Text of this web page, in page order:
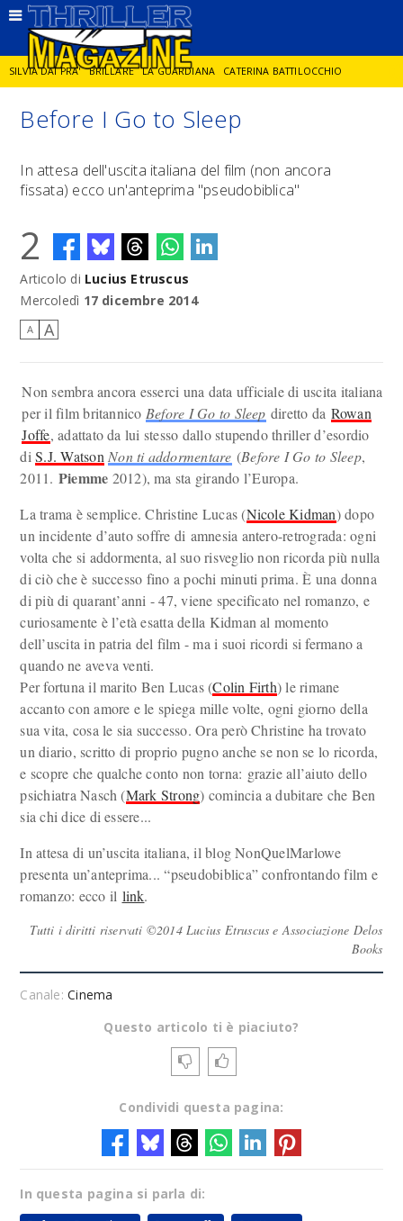
SILVIA DAI PRA' BRILLARE LA GUARDIANA CATERINA BATTILOCCHIO
JORGE DIAZ LA SPIA DELITTO IN CORNICE GIANCARLO DE CATALDO
DIEGO ZANDEL GLI ANNI DI PIETRA
Before I Go to Sleep
In attesa dell'uscita italiana del film (non ancora
fissata) ecco un'anteprima "pseudobiblica"
2
Articolo di Lucius Etruscus
Mercoledì 17 dicembre 2014
A A
Non sembra ancora esserci una data ufficiale di uscita italiana
per il film britannico Before I Go to Sleep diretto da Rowan
Joffe, adattato da lui stesso dallo stupendo thriller d’esordio
diS.J. Watson Non ti addormentare (Before I Go to Sleep,
2011. Piemme 2012), ma sta girando l’Europa.
La trama è semplice. Christine Lucas (Nicole Kidman) dopo
un incidente d’auto soffre di amnesia antero-retrograda: ogni
volta che si addormenta, al suo risveglio non ricorda più nulla
di ciò che è successo fino a pochi minuti prima. È una donna
di più di quarant’anni - 47, viene specificato nel romanzo, e
curiosamente è l’età esatta della Kidman al momento
dell’uscita in patria del film - ma i suoi ricordi si fermano a
quando ne aveva venti.
Per fortuna il marito Ben Lucas (Colin Firth) le rimane
accanto con amore e le spiega mille volte, ogni giorno della
sua vita, cosa le sia successo. Ora però Christine ha trovato
un diario, scritto di proprio pugno anche se non se lo ricorda,
e scopre che qualche conto non torna: grazie all’aiuto dello
psichiatra Nasch (Mark Strong) comincia a dubitare che Ben
sia chi dice di essere...
In attesa di un’uscita italiana, il blog NonQuelMarlowe
presenta un’anteprima... “pseudobiblica” confrontando film e
romanzo: ecco il link.
Tutti i diritti riservati ©2014 Lucius Etruscus e Associazione Delos
Books
Canale:Cinema
Questo articolo ti è piaciuto?
Condividi questa pagina:
In questa pagina si parla di: